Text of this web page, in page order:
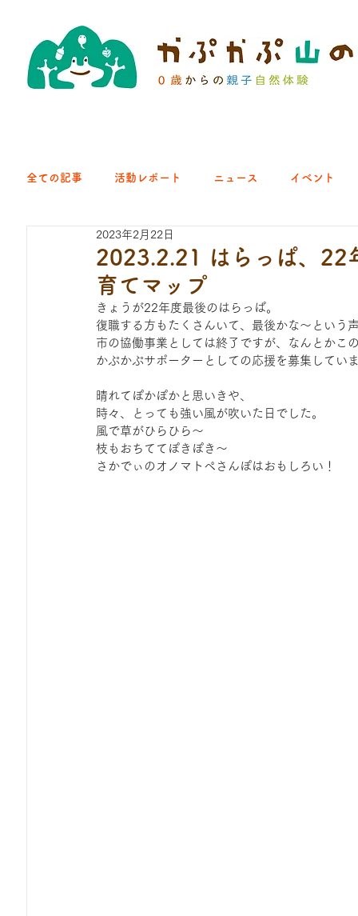
全ての記事 活動レポート ニュース イベント
クラブ｜くらす森
ひろば｜青梅はらっぱ ひろば｜あきる野どろっぱ
ひろば｜おそきっこ里山プレイパーク＆青空こども食堂
森とこどものおまつり みてみて！みんなで描いたよ
2023.2.21 はらっぱ、22
育てマップ
2023年2月22日
きょうが22年度最後のはらっぱ。
復職する方もたくさんいて、最後かな～という
市の協働事業としては終了ですが、なんとかこ
かぷかぷサポーターとしての応援を募集してい
晴れてぽかぽかと思いきや、
時々、とっても強い風が吹いた日でした。
風で草がひらひら～
枝もおちててぽきぽき～
さかでぃのオノマトペさんぽはおもしろい！